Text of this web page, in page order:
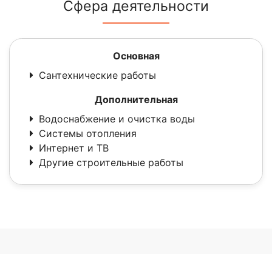
Сфера деятельности
Основная
Сантехнические работы
Дополнительная
Водоснабжение и очистка воды
Системы отопления
Интернет и ТВ
Другие строительные работы